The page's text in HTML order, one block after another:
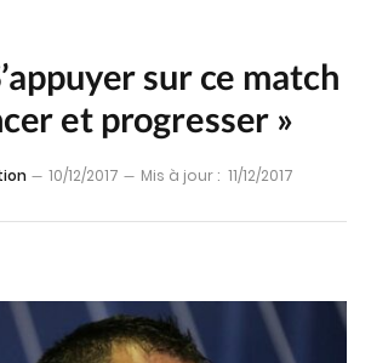
sur ce match
et progresser »
10/12/2017 Mis à jour : 11/12/2017